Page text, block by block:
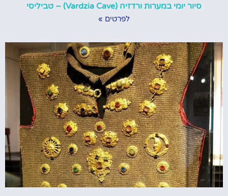
סיור יומי במערות ורדזיה (Vardzia Cave) – טביליסי
לפרטים »